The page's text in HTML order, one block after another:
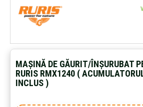
MAȘINĂ DE GĂURIT/ÎNȘURUBAT
RURIS RMX1240 (
INCLUS )